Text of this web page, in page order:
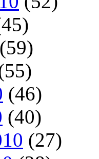
(59)
(46)
(40)
(27)